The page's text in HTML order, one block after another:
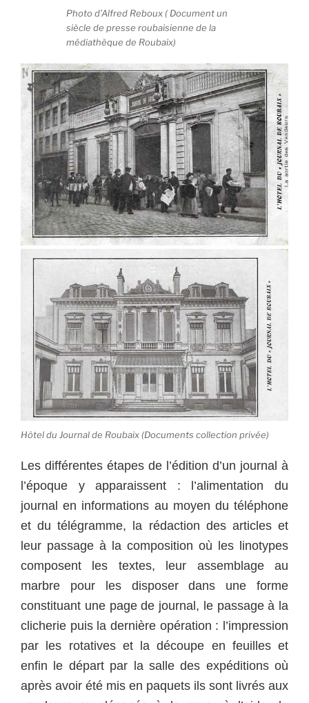
Photo d’Alfred Reboux ( Document un
siècle de presse roubaisienne de la
médiathèque de Roubaix)
Hôtel du Journal de Roubaix (Documents collection privée)
Les différentes étapes de l’édition d’un journal à
l’époque y apparaissent : l’alimentation du
journal en informations au moyen du téléphone
et du télégramme, la rédaction des articles et
leur passage à la composition où les linotypes
composent les textes, leur assemblage au
marbre pour les disposer dans une forme
constituant une page de journal, le passage à la
clicherie puis la dernière opération : l’impression
par les rotatives et la découpe en feuilles et
enfin le départ par la salle des expéditions où
après avoir été mis en paquets ils sont livrés aux